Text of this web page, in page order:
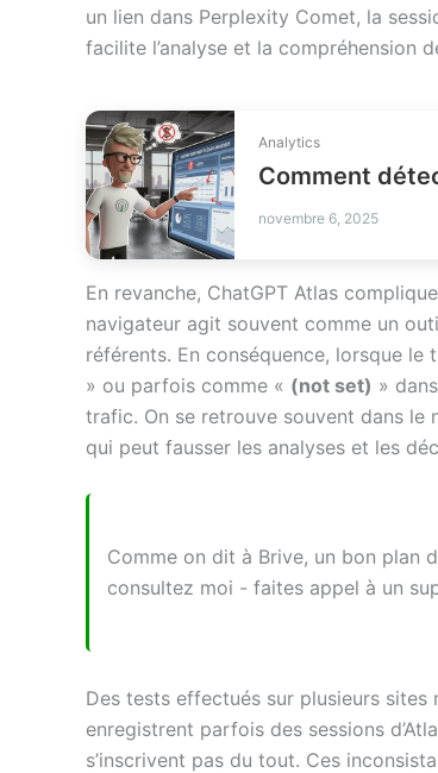
un lien dans Perplexity Comet, la
facilite l’analyse et la compréhension
Analytics
Comment
novembre 6, 2025
En revanche, ChatGPT Atlas
navigateur agit souvent comme un
référents. En conséquence, lorsque
» ou parfois comme « (not set) »
trafic. On se retrouve souvent dans le
qui peut fausser les analyses et les
Comme on dit à Brive, un bon plan
consultez moi - faites appel à un
Des tests effectués sur plusieurs
enregistrent parfois des sessions
s’inscrivent pas du tout. Ces